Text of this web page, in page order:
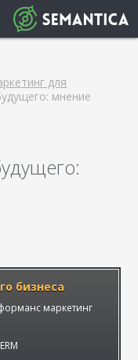
для
мнение
бизнеса
маркетинг